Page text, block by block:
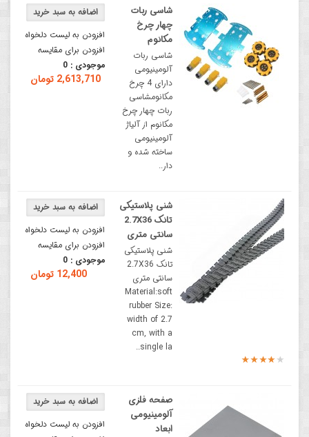
افزودن به لیست دلخواه
افزودن برای مقایسه
موجودی : 0
2,613,710 تومان
شاسی ربات
چهار چرخ
مکانوم
شاسی ربات
آلومینیومی
دارای 4 چرخ
مکانومشاسی
ربات چهار چرخ
مکانوم از آلیاژ
آلومینیومی
ساخته شده و
دار..
افزودن به لیست دلخواه
افزودن برای مقایسه
موجودی : 0
12,400 تومان
شنی پلاستیکی
تانک 2.7X36
سانتی متری
شنی پلاستیکی
تانک 2.7X36
سانتی متری
Material:soft
rubber Size:
width of 2.7
cm, with a
single la..
افزودن به لیست دلخواه
صفحه فلزی
آلومینیومی
ابعاد